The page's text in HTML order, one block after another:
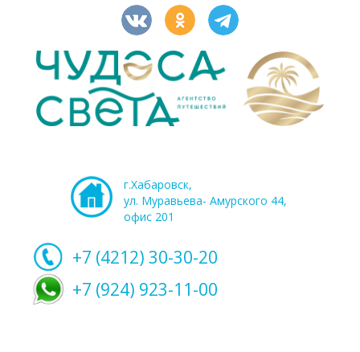
г.Хабаровск,
ул. Муравьева- Амурского 44,
офис 201
+7 (4212) 30-30-20
+7 (924) 923-11-00